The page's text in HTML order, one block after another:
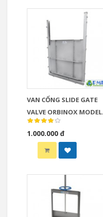
VAN CỔNG SLIDE GATE
VALVE ORBINOX MODEL
AG
1.000.000 đ